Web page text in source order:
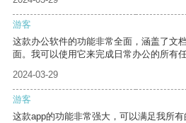
游客
这款办公软件的功能非常全面，涵盖了文
面。我可以使用它来完成日常办公的所有
2024-03-29
游客
这款app的功能非常强大，可以满足我所